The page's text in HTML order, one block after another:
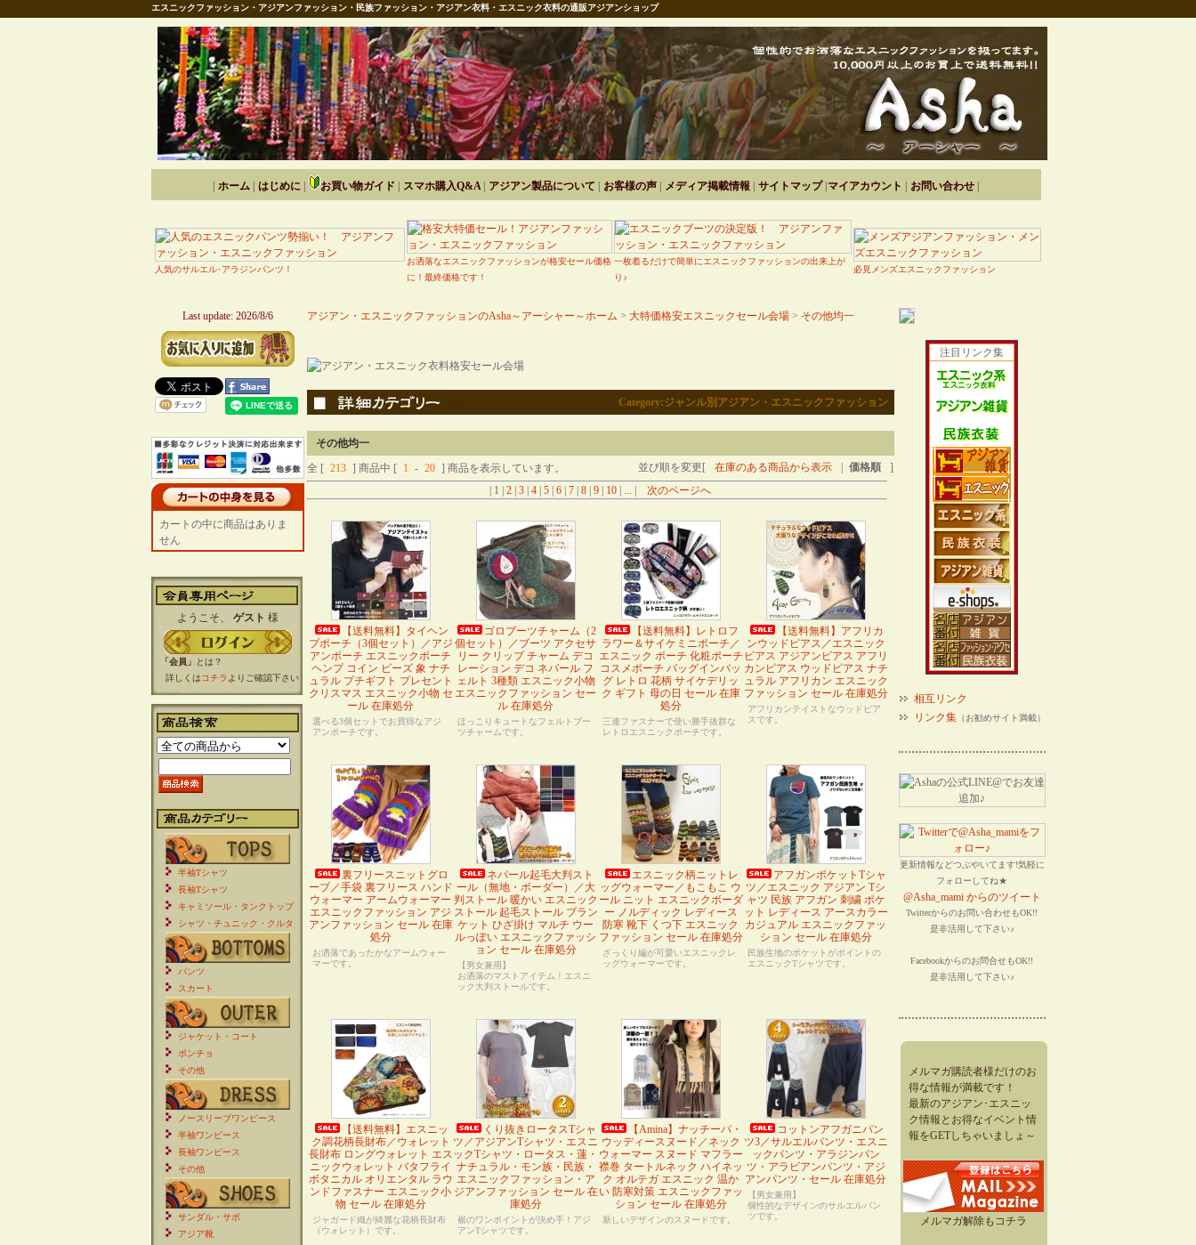
エスニックファッション・アジアンファッション・民族ファッション・アジアン衣料・エスニック衣料の通販アジアンショップ
ホーム| はじめに| お買い物ガイド スマホ購入Q&A| アジアン製品について お客様の声| メディア掲載情報 サイトマップ| マイアカウント お問い合わせ|
人気のサルエル･アラジンパンツ！
お洒落なエスニックファッションが格安セール価格
に！最終価格です！
一枚着るだけで簡単にエスニックファッションの出来上が
り♪
必見メンズエスニックファッション
アジアン・エスニックファッションのAsha～アーシャー～ホーム > 大特価格安エスニックセール会場> その他均一
Category:ジャンル別アジアン・エスニックファッション
その他均一
全 [ 213 ] 商品中 [ 1 - 20 ] 商品を表示しています。 並び順を変更[ 在庫のある商品から表示 価格順
]
| 1 | 2 3 4 5 6 7 8 9 10 ... 次のページへ
【送料無料】タイヘン
プポーチ（3個セット）／アジ
アンポーチ エスニックポーチ
ヘンプ コイン ビーズ 象 ナチ
ュラル プチギフト プレセント
クリスマス エスニック小物 セ
ール 在庫処分
選べる3個セットでお買得なアジ
アンポーチです。
ゴロブーツチャーム（2
個セット）／ブーツ アクセサ
リー クリップ チャーム デコ
レーション デコ ネパール フ
ェルト 3種類 エスニック小物
エスニックファッション セー
ル 在庫処分
ほっこりキュートなフェルトブー
ツチャームです。
【送料無料】レトロフ
ラワー＆サイケミニポーチ／
エスニック ポーチ 化粧ポーチ
コスメポーチ バッグインバッ
グ レトロ 花柄 サイケデリッ
ク ギフト 母の日 セール 在庫
処分
三連ファスナーで使い勝手抜群な
レトロエスニックポーチです。
【送料無料】アフリカ
ンウッドピアス／エスニック
ピアス アジアンピアス アフリ
カンピアス ウッドピアス ナチ
ュラル アフリカン エスニック
ファッション セール 在庫処分
アフリカンテイストなウッドピア
スです。
裏フリースニットグロ
ーブ／手袋 裏フリース ハンド
ウォーマー アームウォーマー
エスニックファッション アジ
アンファッション セール 在庫
処分
お洒落であったかなアームウォー
マーです。
ネパール起毛大判スト
ール（無地・ボーダー）／大
判ストール 暖かい エスニック
ストール 起毛ストール ブラン
ケット ひざ掛け マルチ ウー
ルっぽい エスニックファッシ
ョン セール 在庫処分
【男女兼用】
お洒落のマストアイテム！エスニ
ック大判ストールです。
エスニック柄ニットレ
ッグウォーマー／もこもこ ウ
ール ニット エスニックボーダ
ー ノルディック レディース
防寒 靴下 くつ下 エスニック
ファッション セール 在庫処分
ざっくり編が可愛いエスニックレ
ッグウォーマーです。
アフガンポケットTシャ
ツ／エスニック アジアン Tシ
ャツ 民族 アフガン 刺繍 ポケ
ット レディース アースカラー
カジュアル エスニックファッ
ション セール 在庫処分
民族生地のポケットがポイントの
エスニックTシャツです。
【送料無料】エスニッ
ク調花柄長財布／ウォレット
長財布 ロングウォレット エス
ニックウォレット バタフライ
ボタニカル オリエンタル ラウ
ンドファスナー エスニック小
物 セール 在庫処分
ジャガード織が綺麗な花柄長財布
（ウォレット）です。
くり抜きロータスTシャ
ツ／アジアンTシャツ・エスニ
ックTシャツ・ロータス・蓮・
ナチュラル・モン族・民族・
エスニックファッション・ア
ジアンファッション セール 在
庫処分
裾のワンポイントが決め手！アジ
アンTシャツです。
【Amina】ナッチーパ・
ウッディースヌード／ネック
ウォーマー スヌード マフラー
襟巻 タートルネック ハイネッ
ク オルテガ エスニック 温か
い 防寒対策 エスニックファッ
ション セール 在庫処分
新しいデザインのスヌードです。
コットンアフガニパン
ツ3／サルエルパンツ・エスニ
ックパンツ・アラジンパン
ツ・アラビアンパンツ・アジ
アンパンツ・セール 在庫処分
【男女兼用】
個性的なデザインのサルエルパン
ツです。
Last update: 2026/8/6
カートの中に商品はありま
せん
ようこそ、 ゲスト 様
「会員」
とは？
詳しくはコチラ よりご確認下さい
半袖Tシャツ
長袖Tシャツ
キャミソール・タンクトップ
シャツ・チュニック・クルタ
パンツ
スカート
ジャケット・コート
ポンチョ
その他
ノースリーブワンピース
半袖ワンピース
長袖ワンピース
その他
サンダル・サボ
アジア靴
注目リンク集
相互リンク
リンク集（お勧めサイト満載）
更新情報などつぶやいてます!気軽に
フォローしてね★
@Asha_mami からのツイート
Twitterからのお問い合わせもOK!!
是非活用して下さい♪
Facebookからのお問合せもOK!!
是非活用して下さい♪
メルマガ購読者様だけのお
得な情報が満載です！
最新のアジアン･エスニッ
ク情報とお得なイベント情
報をGETしちゃいましょ～
メルマガ解除もコチラ